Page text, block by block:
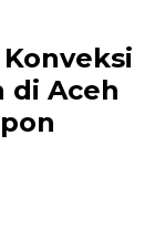
di Aceh